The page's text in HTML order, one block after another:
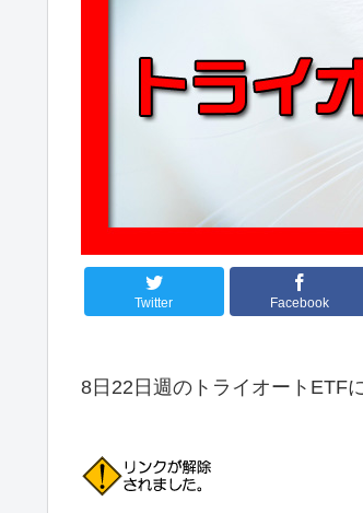
Twitter Facebook
8日22日週のトライオートETF